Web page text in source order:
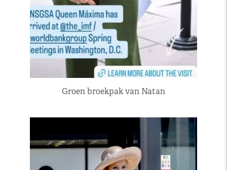
Groen broekpak van Natan